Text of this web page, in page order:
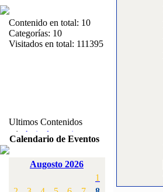
Contenido en total: 10
Categorías: 10
Visitados en total: 111395
Ultimos Contenidos
1:
Articulos varios
[Visitas: 5713]
Campeonato de
[Visitas: 4136]
Calendario de Eventos
Augosto 2026
1